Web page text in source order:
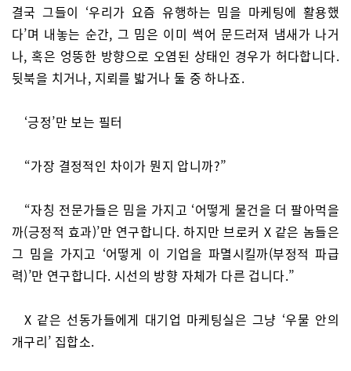
결국 그들이 ‘우리가 요즘 유행하는 밈을 마케팅에 활용했
다’며 내놓는 순간, 그 밈은 이미 썩어 문드러져 냄새가 나거
나, 혹은 엉뚱한 방향으로 오염된 상태인 경우가 허다합니다.
뒷북을 치거나, 지뢰를 밟거나 둘 중 하나죠.
‘긍정’만 보는 필터
“가장 결정적인 차이가 뭔지 압니까?”
“자칭 전문가들은 밈을 가지고 ‘어떻게 물건을 더 팔아먹을
까(긍정적 효과)’만 연구합니다. 하지만 브로커 X 같은 놈들은
그 밈을 가지고 ‘어떻게 이 기업을 파멸시킬까(부정적 파급
력)’만 연구합니다. 시선의 방향 자체가 다른 겁니다.”
X 같은 선동가들에게 대기업 마케팅실은 그냥 ‘우물 안의
개구리’ 집합소.